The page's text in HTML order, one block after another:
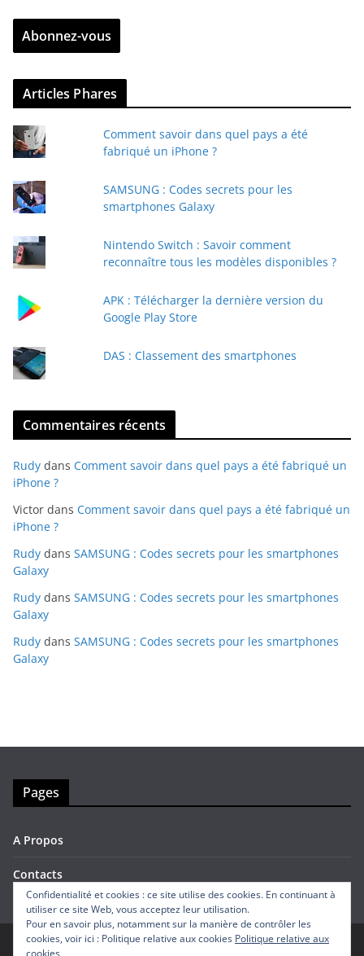
r
z
v
r
e
e
a
i
Abonnez-vous
Articles Phares
Comment savoir dans quel pays a été
fabriqué un iPhone ?
SAMSUNG : Codes secrets pour les
smartphones Galaxy
Nintendo Switch : Savoir comment
reconnaître tous les modèles disponibles ?
APK : Télécharger la dernière version du
Google Play Store
DAS : Classement des smartphones
Commentaires récents
Rudy dans Comment savoir dans quel pays a été fabriqué un
iPhone ?
Victor dans Comment savoir dans quel pays a été fabriqué un
iPhone ?
Rudy dans SAMSUNG : Codes secrets pour les smartphones
Galaxy
Rudy dans SAMSUNG : Codes secrets pour les smartphones
Galaxy
Rudy dans SAMSUNG : Codes secrets pour les smartphones
Galaxy
Pages
A Propos
Contacts
Confidentialité et cookies : ce site utilise des cookies. En continuant à
utiliser ce site Web, vous acceptez leur utilisation.
Pour en savoir plus, notamment sur la manière de contrôler les
cookies, voir ici : Politique relative aux cookies Politique relative aux
cookies